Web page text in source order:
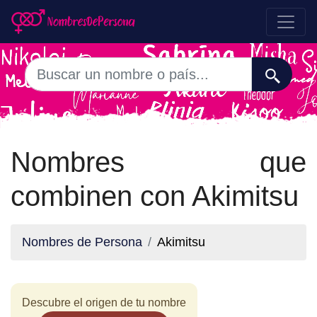
Nombres que
combinen con Akimitsu
Nombres de Persona Akimitsu
Descubre el origen de tu nombre